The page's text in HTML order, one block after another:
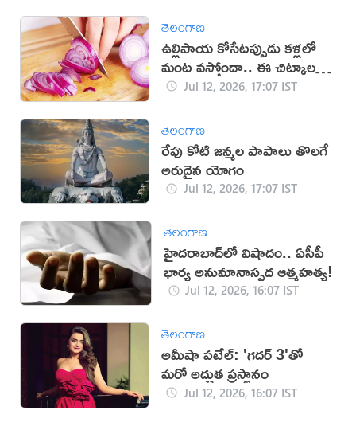
తెలంగాణ
ఉల్లిపాయ కోసేటప్పుడు కళ్లలో
మంట వస్తోందా.. ఈ చిట్కాలతో
చెక్!Jul 12, 2026, 17:07 IST
తెలంగాణ
రేపు కోటి జన్మల పాపాలు తొలగే
అరుదైన యోగం
Jul 12, 2026, 17:07 IST
తెలంగాణ
హైదరాబాద్‌లో విషాదం.. ఏసీపీ
భార్య అనుమానాస్పద ఆత్మహత్య!
Jul 12, 2026, 16:07 IST
తెలంగాణ
అమీషా పటేల్: 'గదర్ 3'తో
మరో అద్భుత ప్రస్థానం
Jul 12, 2026, 16:07 IST